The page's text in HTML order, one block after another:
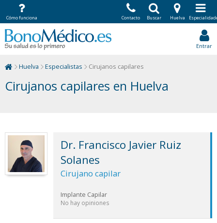
Entrar
Huelva Especialistas Cirujanos capilares
Cirujanos capilares en Huelva
Dr. Francisco Javier Ruiz
Solanes
Cirujano capilar
Implante Capilar
No hay opiniones
Cómo funciona Contacto Buscar Huelva